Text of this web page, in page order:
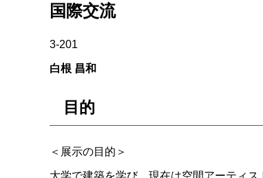
国際交流
3-201
白根 昌和
目的
＜展示の目的＞
大学で建築を学び，現在は空間アーティ